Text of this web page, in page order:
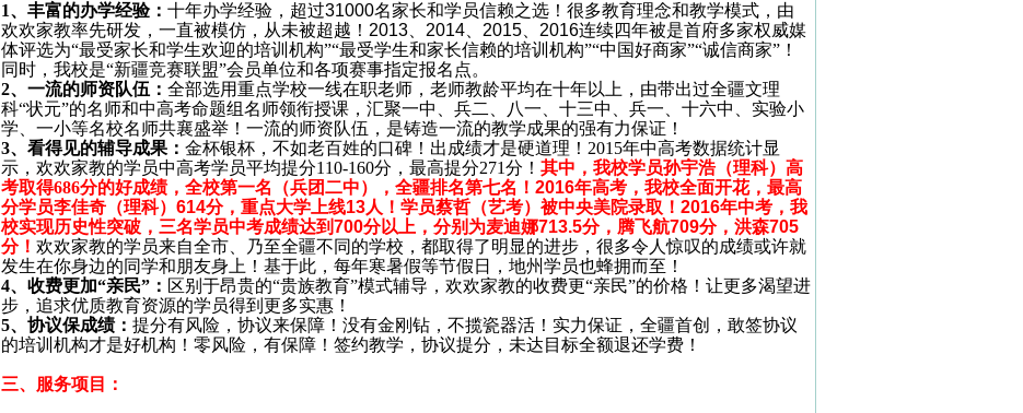
1、丰富的办学经验： 十年办学经验，超过31000名家长和学员信赖之选！很多教育理念和教学模式，由
欢欢家教率先研发，一直被模仿，从未被超越！ 2013 2014 2015 2016连续四年被是首府多家权威媒
体评选为“最受家长和学生欢迎的培训机构”“最受学生和家长信赖的培训机构”“中国好商家”“诚信商家”！
同时，我校是“新疆竞赛联盟”会员单位和各项赛事指定报名点。
2、一流的师资队伍： 全部选用重点学校一线在职老师，老师教龄平均在十年以上，由带出过全疆文理
科“状元”的名师和中高考命题组名师领衔授课，汇聚一中、兵二、八一、十三中、兵一、十六中、实验小
学、一小等名校名师共襄盛举！一流的师资队伍，是铸造一流的教学成果的强有力保证！
3、看得见的辅导成果： 金杯银杯，不如老百姓的口碑！出成绩才是硬道理！ 2015年中高考数据统计显
示，欢欢家教的学员中高考学员平均提分110-160分，最高提分271分！ 其中，我校学员孙宇浩（理科）高
考取得686分的好成绩，全校第一名（兵团二中），全疆排名第七名！ 2016年高考，我校全面开花，最高
分学员李佳奇（理科） 614分，重点大学上线13人！学员蔡哲（艺考）被中央美院录取！ 2016年中考，我
校实现历史性突破，三名学员中考成绩达到700分以上，分别为麦迪娜713.5分，腾飞航709分，洪森705
分！ 欢欢家教的学员来自全市、乃至全疆不同的学校，都取得了明显的进步，很多令人惊叹的成绩或许就
发生在你身边的同学和朋友身上！基于此，每年寒暑假等节假日，地州学员也蜂拥而至！
4、收费更加“亲民”： 区别于昂贵的“贵族教育”模式辅导，欢欢家教的收费更“亲民”的价格！让更多渴望进
步，追求优质教育资源的学员得到更多实惠！
5、协议保成绩： 提分有风险，协议来保障！没有金刚钻，不揽瓷器活！实力保证，全疆首创，敢签协议
的培训机构才是好机构！零风险，有保障！签约教学，协议提分，未达目标全额退还学费！
三、服务项目：